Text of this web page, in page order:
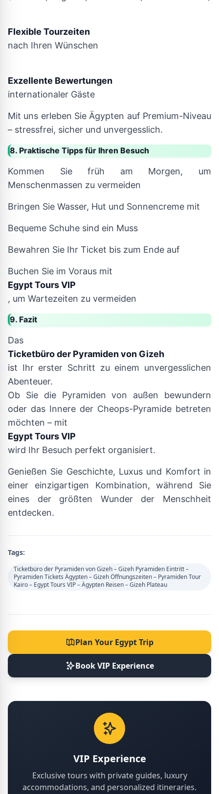
Flexible Tourzeiten
nach Ihren Wünschen
Exzellente Bewertungen
internationaler Gäste
Mit uns erleben Sie Ägypten auf Premium-Niveau
– stressfrei, sicher und unvergesslich.
8. Praktische Tipps für Ihren Besuch
Kommen Sie früh am Morgen, um
Menschenmassen zu vermeiden
Bringen Sie Wasser, Hut und Sonnencreme mit
Bequeme Schuhe sind ein Muss
Bewahren Sie Ihr Ticket bis zum Ende auf
Buchen Sie im Voraus mit
Egypt Tours VIP
, um Wartezeiten zu vermeiden
9. Fazit
Das
Ticketbüro der Pyramiden von Gizeh
ist Ihr erster Schritt zu einem unvergesslichen
Abenteuer.
Ob Sie die Pyramiden von außen bewundern
oder das Innere der Cheops-Pyramide betreten
möchten – mit
Egypt Tours VIP
wird Ihr Besuch perfekt organisiert.
Genießen Sie Geschichte, Luxus und Komfort in
einer einzigartigen Kombination, während Sie
eines der größten Wunder der Menschheit
entdecken.
Tags:
Ticketbüro der Pyramiden von Gizeh – Gizeh Pyramiden Eintritt –
Pyramiden Tickets Ägypten – Gizeh Öffnungszeiten – Pyramiden Tour
Kairo – Egypt Tours VIP – Ägypten Reisen – Gizeh Plateau
Plan Your Egypt Trip
Book VIP Experience
VIP Experience
Exclusive tours with private guides, luxury
accommodations, and personalized itineraries.